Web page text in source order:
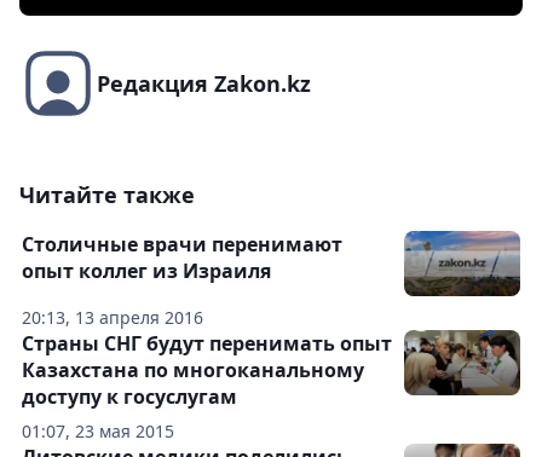
Редакция Zakon.kz
Читайте также
20:13, 13 апреля 2016
Столичные врачи перенимают
опыт коллег из Израиля
01:07, 23 мая 2015
Страны СНГ будут перенимать опыт
Казахстана по многоканальному
доступу к госуслугам